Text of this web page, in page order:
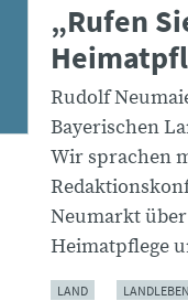
„Rufen
Rudolf
Bayerischen
Wir sprachen
Neumarkt
Heimatpflege
LAND LANDLEBEN